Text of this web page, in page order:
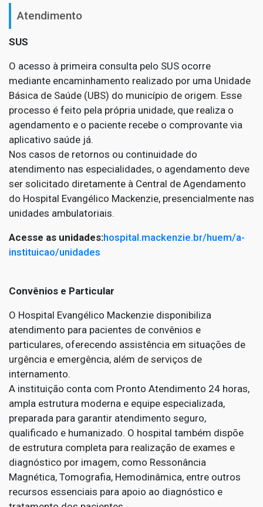
Atendimento
SUS
O acesso à primeira consulta pelo SUS ocorre
mediante encaminhamento realizado por uma Unidade
Básica de Saúde (UBS) do município de origem. Esse
processo é feito pela própria unidade, que realiza o
agendamento e o paciente recebe o comprovante via
aplicativo saúde já.
Nos casos de retornos ou continuidade do
atendimento nas especialidades, o agendamento deve
ser solicitado diretamente à Central de Agendamento
do Hospital Evangélico Mackenzie, presencialmente nas
unidades ambulatoriais.
Acesse as unidades:hospital.mackenzie.br/huem/a-
instituicao/unidades
Convênios e Particular
O Hospital Evangélico Mackenzie disponibiliza
atendimento para pacientes de convênios e
particulares, oferecendo assistência em situações de
urgência e emergência, além de serviços de
internamento.
A instituição conta com Pronto Atendimento 24 horas,
ampla estrutura moderna e equipe especializada,
preparada para garantir atendimento seguro,
qualificado e humanizado. O hospital também dispõe
de estrutura completa para realização de exames e
diagnóstico por imagem, como Ressonância
Magnética, Tomografia, Hemodinâmica, entre outros
recursos essenciais para apoio ao diagnóstico e